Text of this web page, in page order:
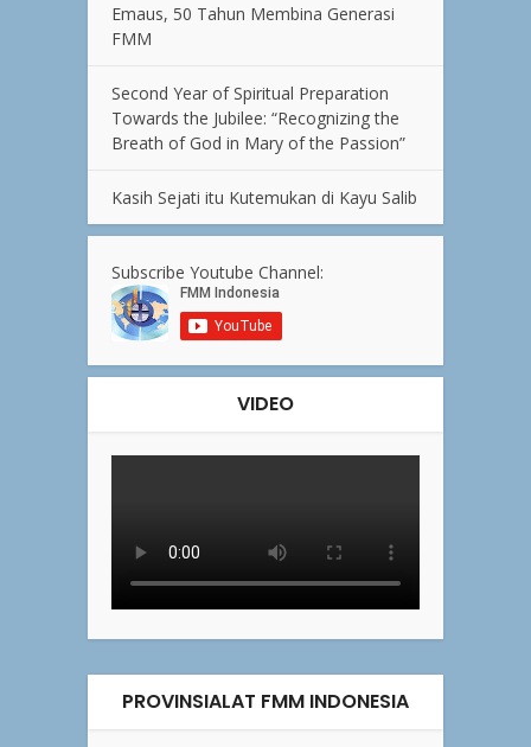
Emaus, 50 Tahun Membina Generasi
FMM
Second Year of Spiritual Preparation
Towards the Jubilee: “Recognizing the
Breath of God in Mary of the Passion”
Kasih Sejati itu Kutemukan di Kayu Salib
Subscribe Youtube Channel:
VIDEO
PROVINSIALAT FMM INDONESIA